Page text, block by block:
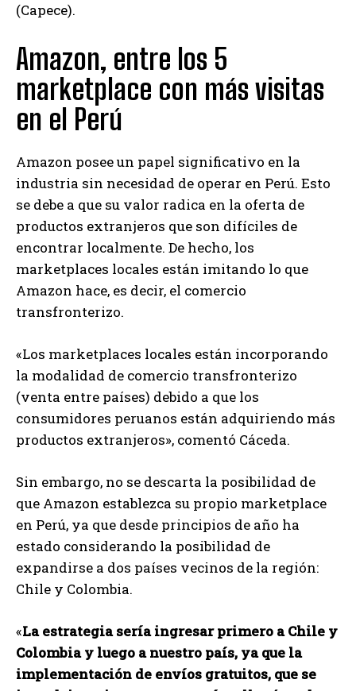
(Capece).
Amazon, entre los 5
marketplace con más visitas
en el Perú
Amazon posee un papel significativo en la
industria sin necesidad de operar en Perú. Esto
se debe a que su valor radica en la oferta de
productos extranjeros que son difíciles de
encontrar localmente. De hecho, los
marketplaces locales están imitando lo que
Amazon hace, es decir, el comercio
transfronterizo.
«Los marketplaces locales están incorporando
la modalidad de comercio transfronterizo
(venta entre países) debido a que los
consumidores peruanos están adquiriendo más
productos extranjeros», comentó Cáceda.
Sin embargo, no se descarta la posibilidad de
que Amazon establezca su propio marketplace
en Perú, ya que desde principios de año ha
estado considerando la posibilidad de
expandirse a dos países vecinos de la región:
Chile y Colombia.
«La estrategia sería ingresar primero a Chile y
Colombia y luego a nuestro país, ya que la
implementación de envíos gratuitos, que se